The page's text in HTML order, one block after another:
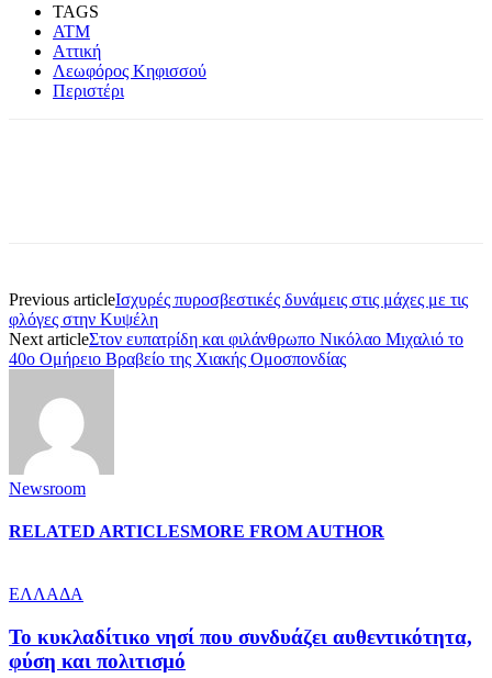
TAGS
ΑΤΜ
Αττική
Λεωφόρος Κηφισσού
Περιστέρι
Previous articleΙσχυρές πυροσβεστικές δυνάμεις στις μάχες με τις
φλόγες στην Κυψέλη
Next articleΣτον ευπατρίδη και φιλάνθρωπο Νικόλαο Μιχαλιό το
40ο Ομήρειο Βραβείο της Χιακής Ομοσπονδίας
Newsroom
RELATED ARTICLESMORE FROM AUTHOR
ΕΛΛΑΔΑ
Το κυκλαδίτικο νησί που συνδυάζει αυθεντικότητα,
φύση και πολιτισμό